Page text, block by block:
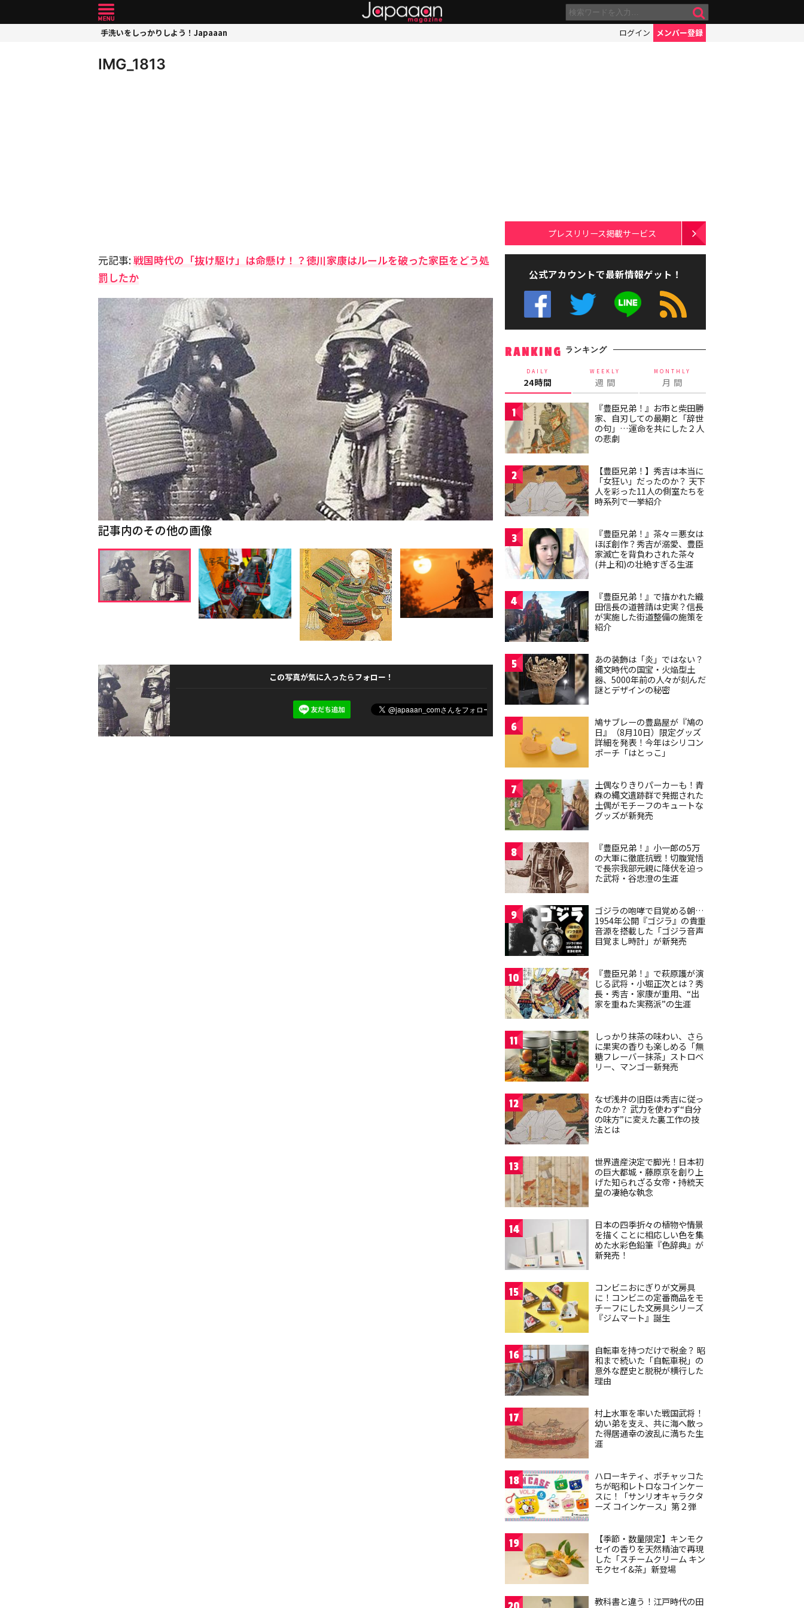
手洗いをしっかりしよう！Japaaan ログイン メンバー登録
IMG_1813
元記事:戦国時代の「抜け駆け」は命懸け！？徳川家康はルールを破った家臣をどう処
罰したか
記事内のその他の画像
この写真が気に入ったらフォロー！
プレスリリース掲載サービス
公式アカウントで最新情報ゲット！
RANKING ランキング
DAILY
24時間
WEEKLY
週 間
MONTHLY
月 間
1
『豊臣兄弟！』お市と柴田勝
家、自刃しての最期と「辞世
の句」…運命を共にした２人
の悲劇
2
【豊臣兄弟！】秀吉は本当に
「女狂い」だったのか？ 天下
人を彩った11人の側室たちを
時系列で一挙紹介
3
『豊臣兄弟！』茶々＝悪女は
ほぼ創作？秀吉が溺愛、豊臣
家滅亡を背負わされた茶々
(井上和)の壮絶すぎる生涯
4
『豊臣兄弟！』で描かれた織
田信長の道普請は史実？信長
が実施した街道整備の施策を
紹介
5
あの装飾は「炎」ではない？
縄文時代の国宝・火焔型土
器、5000年前の人々が刻んだ
謎とデザインの秘密
6
鳩サブレーの豊島屋が『鳩の
日』（8月10日）限定グッズ
詳細を発表！今年はシリコン
ポーチ「はとっこ」
7
土偶なりきりパーカーも！青
森の縄文遺跡群で発掘された
土偶がモチーフのキュートな
グッズが新発売
8
『豊臣兄弟！』小一郎の5万
の大軍に徹底抗戦！切腹覚悟
で長宗我部元親に降伏を迫っ
た武将・谷忠澄の生涯
9
ゴジラの咆哮で目覚める朝…
1954年公開『ゴジラ』の貴重
音源を搭載した「ゴジラ音声
目覚まし時計」が新発売
10
『豊臣兄弟！』で萩原護が演
じる武将・小堀正次とは？秀
長・秀吉・家康が重用、“出
家を重ねた実務派”の生涯
11
しっかり抹茶の味わい、さら
に果実の香りも楽しめる「無
糖フレーバー抹茶」ストロベ
リー、マンゴー新発売
12
なぜ浅井の旧臣は秀吉に従っ
たのか？ 武力を使わず“自分
の味方”に変えた裏工作の技
法とは
13
世界遺産決定で脚光！日本初
の巨大都城・藤原京を創り上
げた知られざる女帝・持統天
皇の凄絶な執念
14
日本の四季折々の植物や情景
を描くことに相応しい色を集
めた水彩色鉛筆『色辞典』が
新発売！
15
コンビニおにぎりが文房具
に！コンビニの定番商品をモ
チーフにした文房具シリーズ
『ジムマート』誕生
16
自転車を持つだけで税金？ 昭
和まで続いた「自転車税」の
意外な歴史と脱税が横行した
理由
17
村上水軍を率いた戦国武将！
幼い弟を支え、共に海へ散っ
た得居通幸の波乱に満ちた生
涯
18
ハローキティ、ポチャッコた
ちが昭和レトロなコインケー
スに！「サンリオキャラクタ
ーズ コインケース」第２弾
19
【季節・数量限定】キンモク
セイの香りを天然精油で再現
した「スチームクリーム キン
モクセイ&茶」新登場
教科書と違う！江戸時代の田